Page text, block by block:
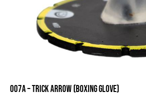
007A – TRICK ARROW (BOXING GLOVE)